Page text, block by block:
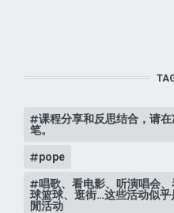
课程分享和反思结合，请
笔。
pope
唱歌、看电影、听演唱会
球篮球、逛街…这些活动似
閒活动